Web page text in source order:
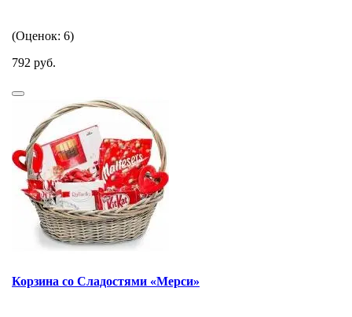
(Оценок: 6)
792 руб.
Корзина со Сладостями «Мерси»